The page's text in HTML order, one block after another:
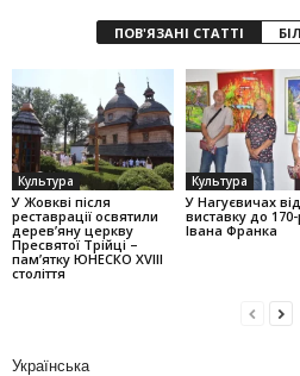
ПОВ'ЯЗАНІ СТАТТІ
Культура
У Жовкві після
реставрації освятили
дерев’яну церкву
Пресвятої Трійці –
пам’ятку ЮНЕСКО XVIII
століття
Культура
У Нагуєвичах
виставку до 170-
Івана Франка
Українська